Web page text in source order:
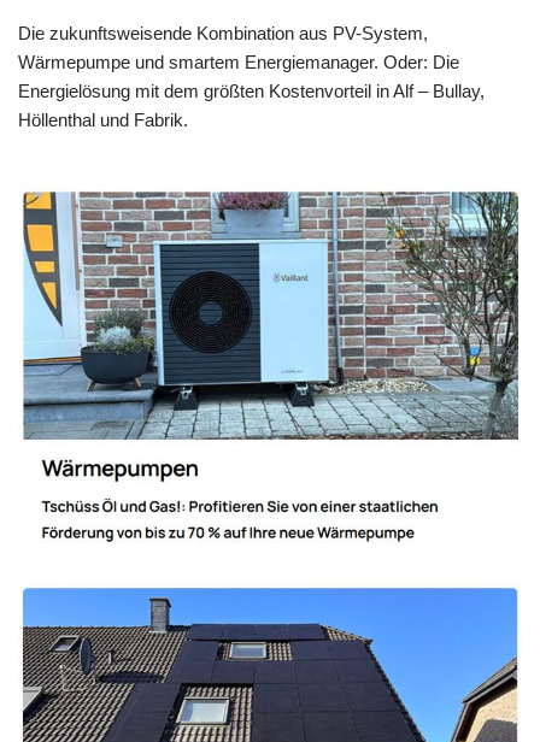
Die zukunftsweisende Kombination aus PV-System,
Wärmepumpe und smartem Energiemanager. Oder: Die
Energielösung mit dem größten Kostenvorteil in Alf – Bullay,
Höllenthal und Fabrik.